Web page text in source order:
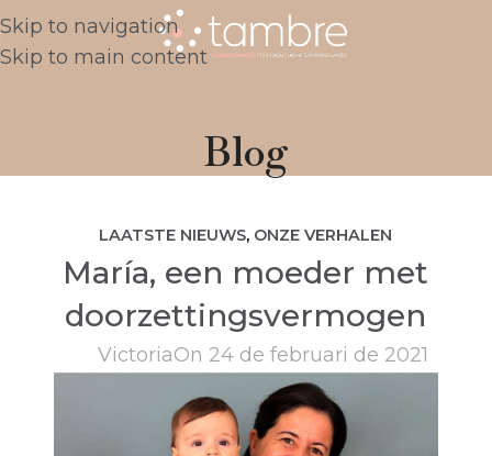
Skip to navigation
Skip to main content
Blog
LAATSTE NIEUWS, ONZE VERHALEN
María, een moeder met
doorzettingsvermogen
VictoriaOn 24 de februari de 2021